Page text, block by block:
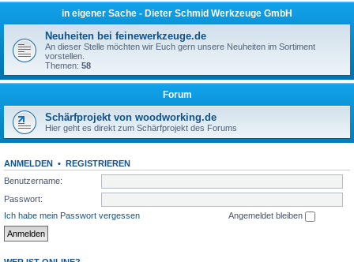
in eigener Sache - Dieter Schmid Werkzeuge GmbH
Neuheiten bei feinewerkzeuge.de
An dieser Stelle möchten wir Euch gern unsere Neuheiten im Sortiment
vorstellen.
Themen: 58
Forum
Schärfprojekt von woodworking.de
Hier geht es direkt zum Schärfprojekt des Forums
ANMELDEN • REGISTRIEREN
Benutzername:
Passwort:
Ich habe mein Passwort vergessen
Angemeldet bleiben